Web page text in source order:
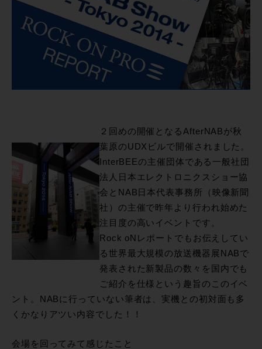
２回めの開催となるAfterNABが秋
葉原のUDXビルで開催されました。
InterBEEの主催団体である一般社団
法人日本エレクトロニクスショー協
会とNAB日本代表事務所（映像新聞
社）の主催で昨年より行われ始めた
注目度の高いイベントです。
Rock oNレポートでもお伝えしてい
る世界最大規模の放送機器展NABで
発表された新製品の数々を国内でも
ご紹介を仕様という趣旨のこのイベ
ント。NABに行っていない筆者は、実機との初対面も多
くかなりアツい内容でした！！
会場を回ってみて感じたこと